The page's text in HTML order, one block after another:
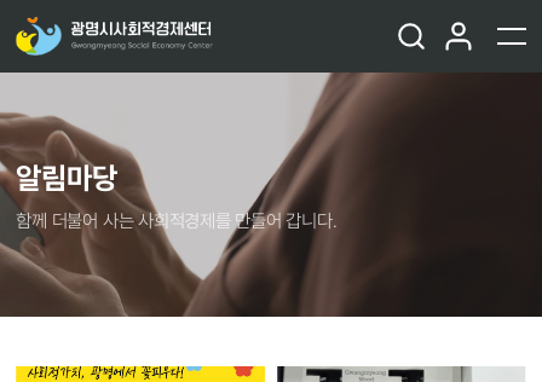
알림마당
함께 더불어 사는 사회적경제를 만들어 갑니다.